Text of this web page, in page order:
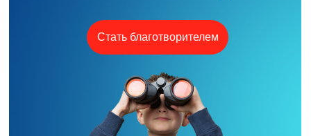
Стать благотворителем